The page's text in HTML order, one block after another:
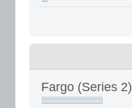
Fargo (Series 2)